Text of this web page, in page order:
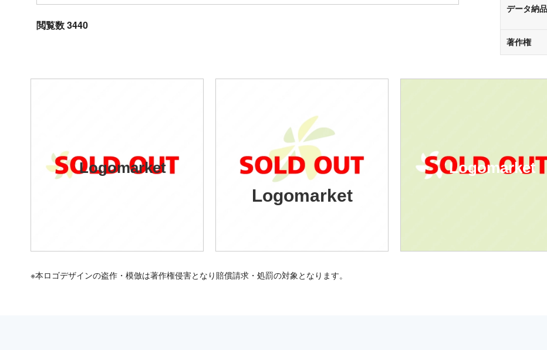
閲覧数 3440
データ納品
著作権
Logomarket
Logomarket
Logomarket
※本ロゴデザインの盗作・模倣は著作権侵害となり賠償請求・処罰の対象となります。